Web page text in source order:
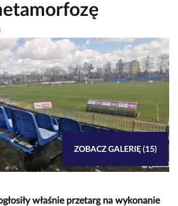
ZOBACZ GALERIĘ (15)
właśnie przetarg na wykonanie